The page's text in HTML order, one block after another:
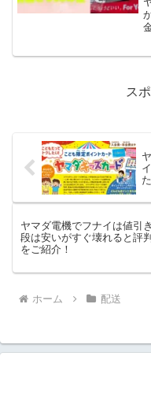
ス
ヤマダ電機でフナイは値引
段は安いがすぐ壊れると評
をご紹介！
ホーム 配送